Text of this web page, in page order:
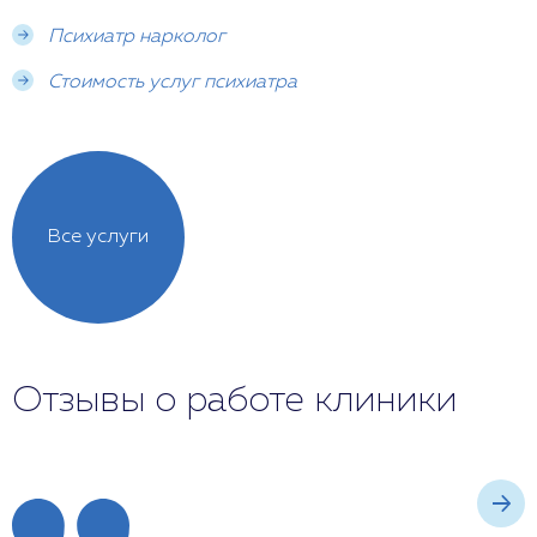
Психиатр нарколог
Стоимость услуг психиатра
Все услуги
Отзывы о работе клиники